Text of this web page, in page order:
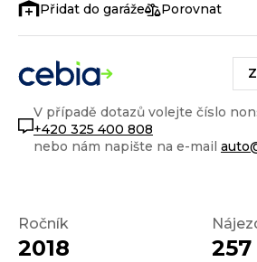
Ročník
2018
Porovnat
V případě dotazů volejte číslo
+420 325 400 808
nebo nám napište na e-mail